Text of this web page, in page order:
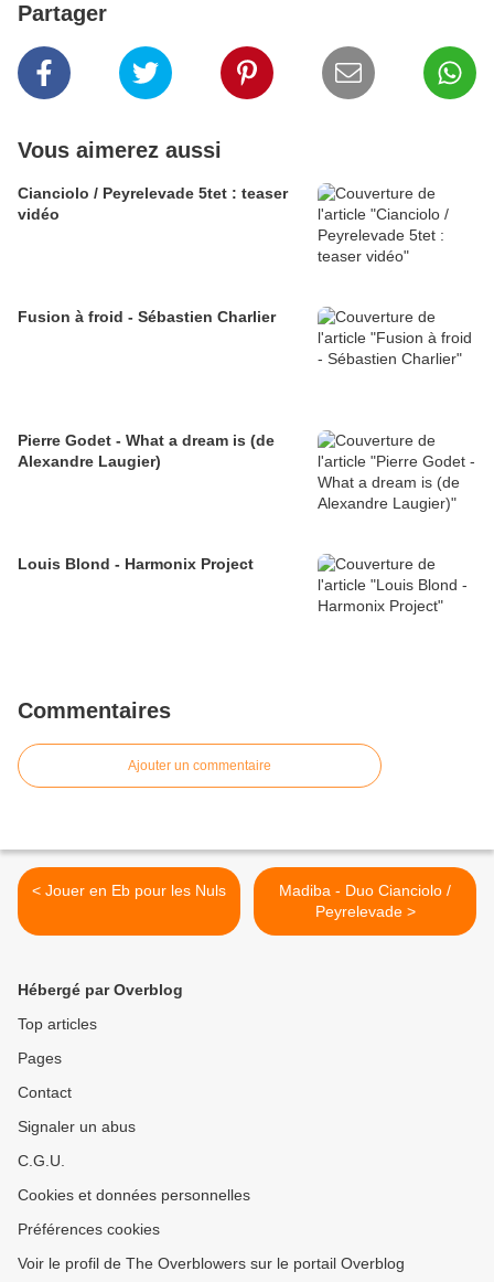
Partager
Vous aimerez aussi
Cianciolo / Peyrelevade 5tet : teaser
vidéo
Fusion à froid - Sébastien Charlier
Pierre Godet - What a dream is (de
Alexandre Laugier)
Louis Blond - Harmonix Project
Commentaires
Ajouter un commentaire
< Jouer en Eb pour les Nuls
Madiba - Duo Cianciolo /
Peyrelevade >
Hébergé par Overblog
Top articles
Pages
Contact
Signaler un abus
C.G.U.
Cookies et données personnelles
Préférences cookies
Voir le profil de The Overblowers sur le portail Overblog